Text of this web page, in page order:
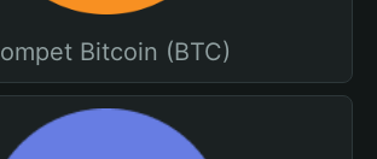
Bitcoin (BTC)